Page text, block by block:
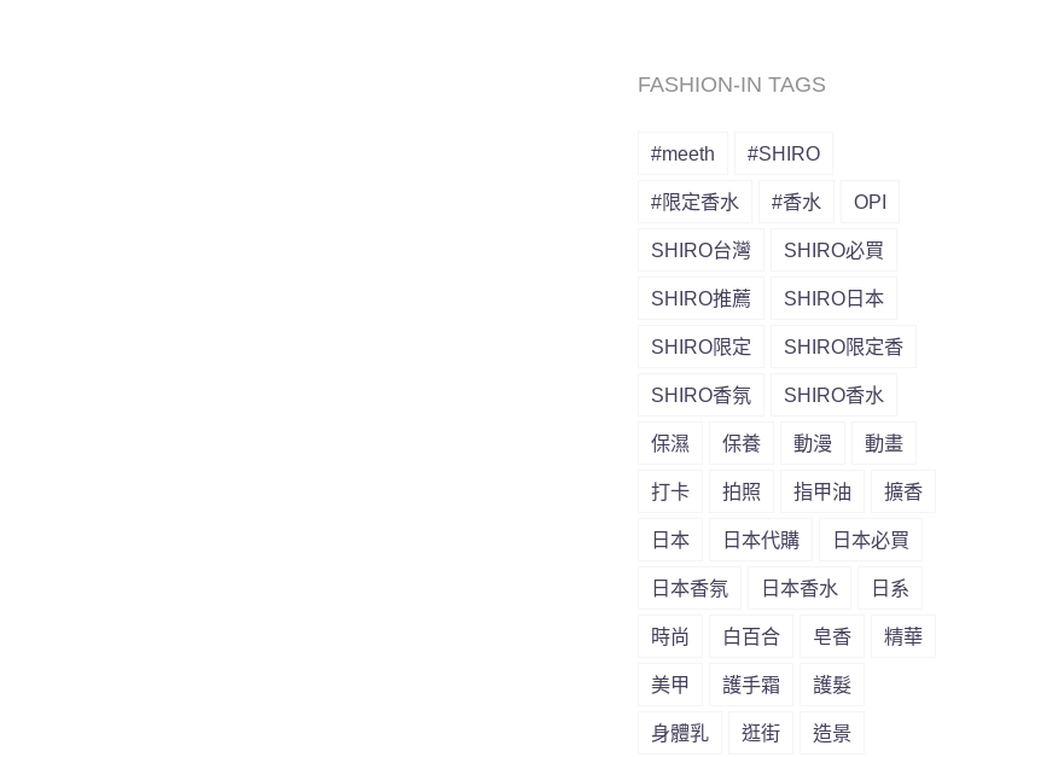
FASHION-IN TAGS
#meeth #SHIRO
#限定香水 #香水 OPI
SHIRO台灣 SHIRO必買
SHIRO推薦 SHIRO日本
SHIRO限定 SHIRO限定香
SHIRO香氛 SHIRO香水
保濕 保養 動漫 動畫
打卡 拍照 指甲油 擴香
日本 日本代購 日本必買
日本香氛 日本香水 日系
時尚 白百合 皂香 精華
美甲 護手霜 護髮
身體乳 逛街 造景